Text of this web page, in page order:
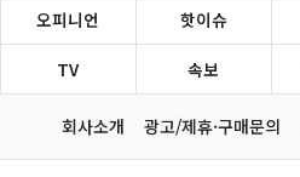
오피니언 핫이슈
TV 속보
회사소개 광고/제휴·구매문의